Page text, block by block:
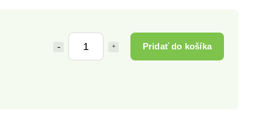
Pridať do košíka